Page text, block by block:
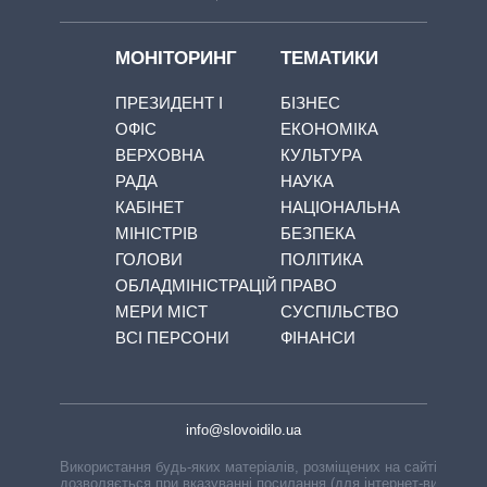
МОНІТОРИНГ
ПРЕЗИДЕНТ І
ОФІС
ВЕРХОВНА
РАДА
КАБІНЕТ
МІНІСТРІВ
ГОЛОВИ
ОБЛАДМІНІСТРАЦІЙ
МЕРИ МІСТ
ВСІ ПЕРСОНИ
ТЕМАТИКИ
БІЗНЕС
ЕКОНОМІКА
КУЛЬТУРА
НАУКА
НАЦІОНАЛЬНА
БЕЗПЕКА
ПОЛІТИКА
ПРАВО
СУСПІЛЬСТВО
ФІНАНСИ
info@slovoidilo.ua
Використання будь-яких матеріалів, розміщених на сайті,
дозволяється при вказуванні посилання (для інтернет-видань